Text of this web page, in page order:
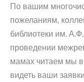
По вашим
пожеланиям,
библиотеки им.
проведении
мамах читаем мы
видеть ваши